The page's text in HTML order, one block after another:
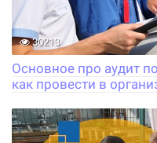
30213
Основное про аудит
как провести в